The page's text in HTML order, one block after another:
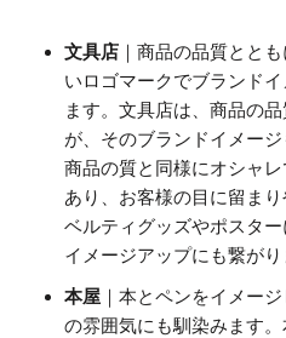
文具店 ｜商品の品質とと
いロゴマークでブランド
ます。文具店は、商品の
が、そのブランドイメー
商品の質と同様にオシャ
あり、お客様の目に留ま
ベルティグッズやポスタ
イメージアップにも繋がり
本屋 ｜本とペンをイメー
の雰囲気にも馴染みます